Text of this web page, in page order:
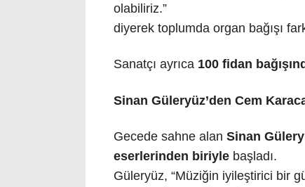
olabiliriz.”
diyerek toplumda organ bağışı
Sanatçı ayrıca 100 fidan
Sinan Güleryüz’den Cem
Gecede sahne alan Sinan
eserlerinden biriyle başladı.
Güleryüz, “Müziğin iyileştirici bir